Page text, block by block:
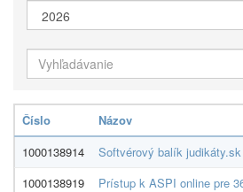
Číslo Názov
1000138914
Softvérový balík
1000138919
Prístup k ASPI online pre